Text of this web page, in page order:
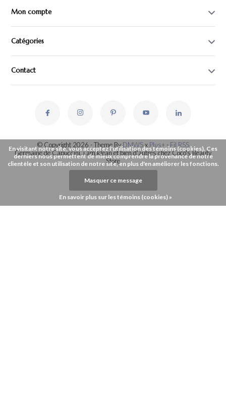
Mon compte
Catégories
Contact
© Copyright 2026 - Theme ByDMWSx Plus+-Fil RSS
Germaine de Capuccini, i.am.klean et bien d'autres chez Coco's Beauty
Store
En visitant notre site, vous acceptez l'utilisation des témoins (cookies). Ces
derniers nous permettent de mieux comprendre la provenance de notre
clientèle et son utilisation de notre site, en plus d'en améliorer les fonctions.
Masquer ce message
En savoir plus sur les témoins (cookies) »